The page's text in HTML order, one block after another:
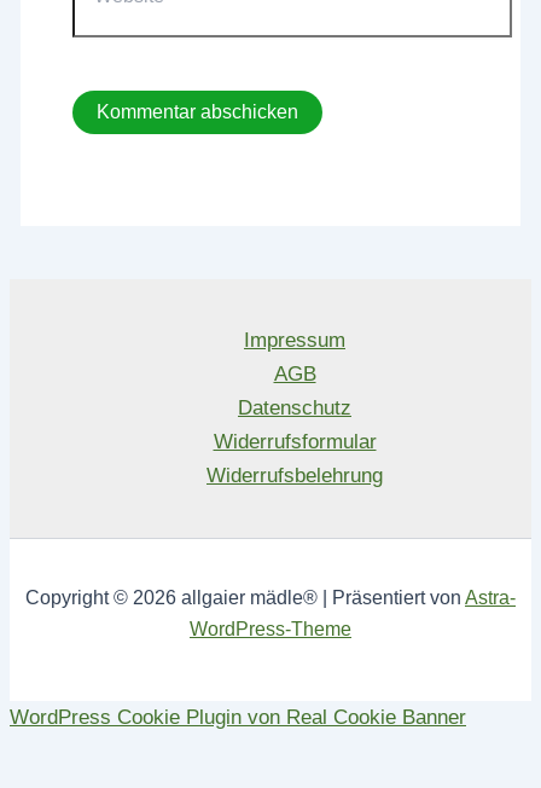
Impressum
AGB
Datenschutz
Widerrufsformular
Widerrufsbelehrung
Copyright © 2026 allgaier mädle® | Präsentiert von Astra-
WordPress-Theme
WordPress Cookie Plugin von Real Cookie Banner